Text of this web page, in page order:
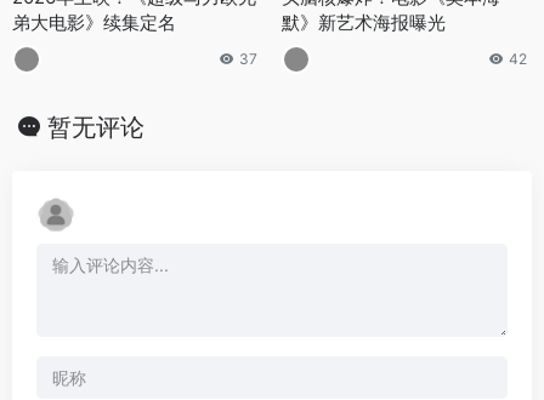
弟大电影》续集定名
37
默》新艺术海报曝光
42
暂无评论